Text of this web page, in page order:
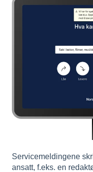
Servicemeldingene
ansatt, f.eks. en